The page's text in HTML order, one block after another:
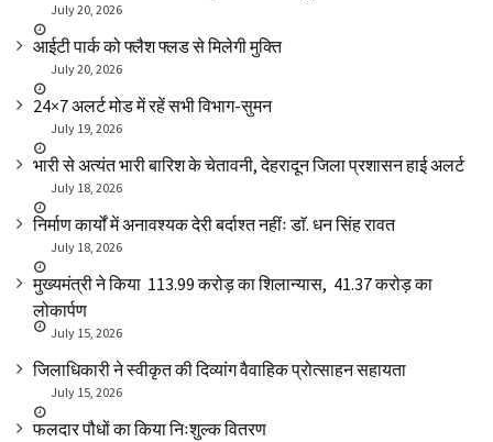
July 20, 2026
आईटी पार्क को फ्लैश फ्लड से मिलेगी मुक्ति
July 20, 2026
24×7 अलर्ट मोड में रहें सभी विभाग-सुमन
July 19, 2026
भारी से अत्यंत भारी बारिश के चेतावनी, देहरादून जिला प्रशासन हाई अलर्ट
July 18, 2026
निर्माण कार्यों में अनावश्यक देरी बर्दाश्त नहींः डाॅ. धन सिंह रावत
July 18, 2026
मुख्यमंत्री ने किया ₹ 113.99 करोड़ का शिलान्यास, ₹ 41.37 करोड़ का
लोकार्पण
July 15, 2026
जिलाधिकारी ने स्वीकृत की दिव्यांग वैवाहिक प्रोत्साहन सहायता
July 15, 2026
फलदार पौधों का किया निःशुल्क वितरण